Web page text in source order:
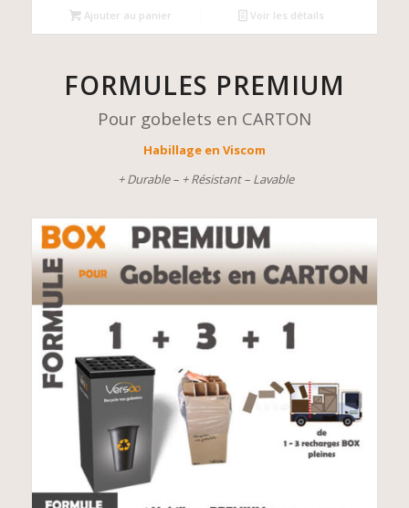
Ajouter au panier Voir les détails
FORMULES PREMIUM
Pour gobelets en CARTON
Habillage en Viscom
+ Durable – + Résistant – Lavable